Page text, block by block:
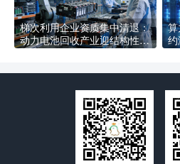
梯次利用企业资质集中清退：
动力电池回收产业迎结构性洗
算
约